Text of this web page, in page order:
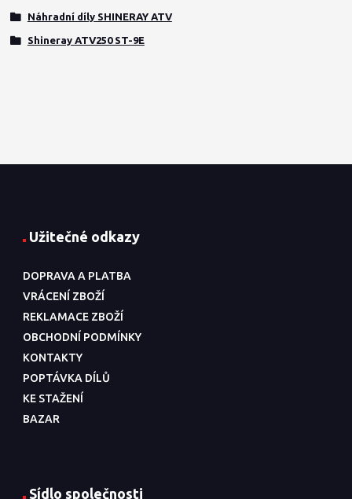
Náhradní díly SHINERAY ATV
Shineray ATV250 ST-9E
Užitečné odkazy
DOPRAVA A PLATBA
VRÁCENÍ ZBOŽÍ
REKLAMACE ZBOŽÍ
OBCHODNÍ PODMÍNKY
KONTAKTY
POPTÁVKA DÍLŮ
KE STAŽENÍ
BAZAR
Sídlo společnosti